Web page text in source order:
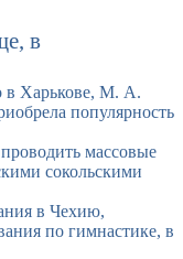
в
в Харькове, М. А.
популярность
массовые
сокольскими
в Чехию,
по гимнастике, в